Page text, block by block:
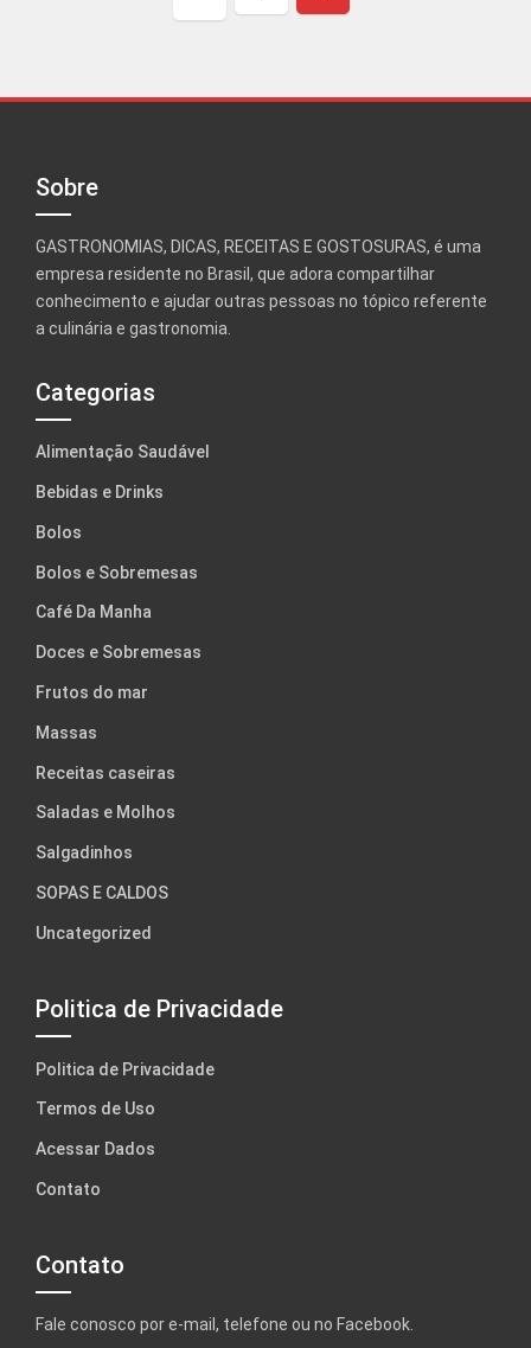
Página
Sobre
GASTRONOMIAS, DICAS, RECEITAS E GOSTOSURAS, é uma
empresa residente no Brasil, que adora compartilhar
conhecimento e ajudar outras pessoas no tópico referente
a culinária e gastronomia.
Categorias
Alimentação Saudável
Bebidas e Drinks
Bolos
Bolos e Sobremesas
Café Da Manha
Doces e Sobremesas
Frutos do mar
Massas
Receitas caseiras
Saladas e Molhos
Salgadinhos
SOPAS E CALDOS
Uncategorized
Politica de Privacidade
Politica de Privacidade
Termos de Uso
Acessar Dados
Contato
Contato
Fale conosco por e-mail, telefone ou no Facebook.